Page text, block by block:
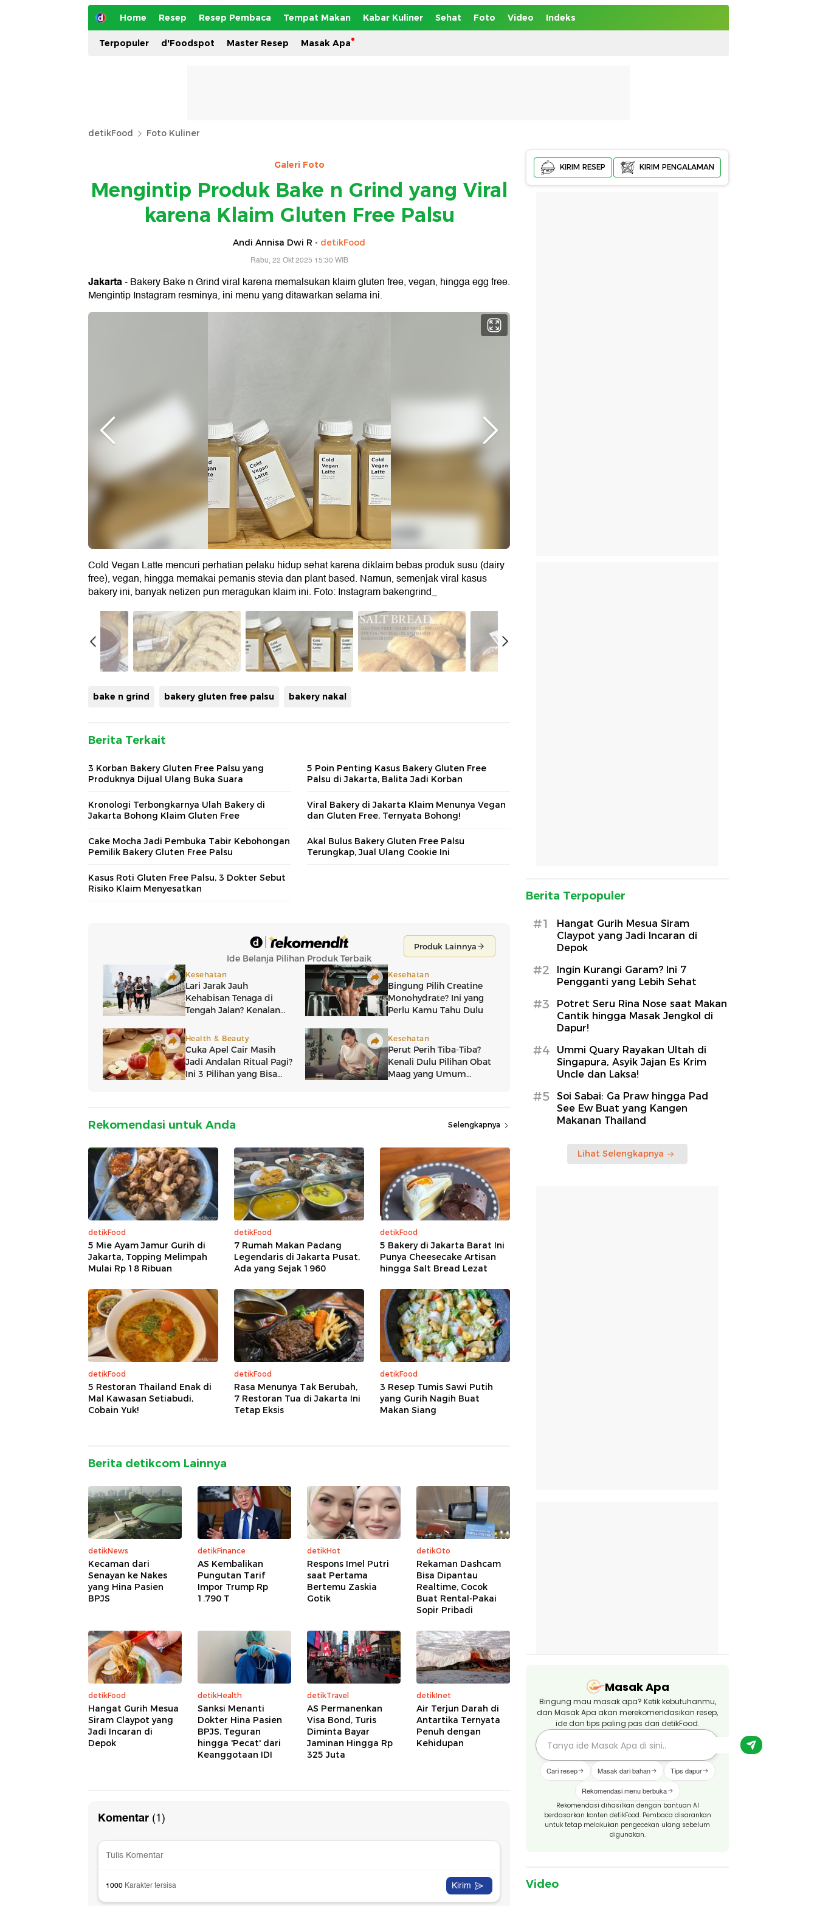
Home Resep Resep Pembaca Tempat Makan Kabar Kuliner Sehat Foto Video Indeks
Terpopuler d'Foodspot Master Resep Masak Apa
detikFood Foto Kuliner
Galeri Foto
Mengintip Produk Bake n Grind yang Viral
karena Klaim Gluten Free Palsu
Andi Annisa Dwi R - detikFood
Rabu, 22 Okt 2025 15:30 WIB
Jakarta- Bakery Bake n Grind viral karena memalsukan klaim gluten free, vegan, hingga egg free.
Mengintip Instagram resminya, ini menu yang ditawarkan selama ini.
Cold Vegan Latte mencuri perhatian pelaku hidup sehat karena diklaim bebas produk susu (dairy
free), vegan, hingga memakai pemanis stevia dan plant based. Namun, semenjak viral kasus
bakery ini, banyak netizen pun meragukan klaim ini. Foto: Instagram bakengrind_
bake n grind bakery gluten free palsu bakery nakal
Berita Terkait
3 Korban Bakery Gluten Free Palsu yang
Produknya Dijual Ulang Buka Suara
5 Poin Penting Kasus Bakery Gluten Free
Palsu di Jakarta, Balita Jadi Korban
Kronologi Terbongkarnya Ulah Bakery di
Jakarta Bohong Klaim Gluten Free
Viral Bakery di Jakarta Klaim Menunya Vegan
dan Gluten Free, Ternyata Bohong!
Cake Mocha Jadi Pembuka Tabir Kebohongan
Pemilik Bakery Gluten Free Palsu
Akal Bulus Bakery Gluten Free Palsu
Terungkap, Jual Ulang Cookie Ini
Kasus Roti Gluten Free Palsu, 3 Dokter Sebut
Risiko Klaim Menyesatkan
Rekomendasi untuk Anda Selengkapnya
detikFood
5 Mie Ayam Jamur Gurih di
Jakarta, Topping Melimpah
Mulai Rp 18 Ribuan
detikFood
7 Rumah Makan Padang
Legendaris di Jakarta Pusat,
Ada yang Sejak 1960
detikFood
5 Bakery di Jakarta Barat Ini
Punya Cheesecake Artisan
hingga Salt Bread Lezat
detikFood
5 Restoran Thailand Enak di
Mal Kawasan Setiabudi,
Cobain Yuk!
detikFood
Rasa Menunya Tak Berubah,
7 Restoran Tua di Jakarta Ini
Tetap Eksis
detikFood
3 Resep Tumis Sawi Putih
yang Gurih Nagih Buat
Makan Siang
Berita detikcom Lainnya
detikNews
Kecaman dari
Senayan ke Nakes
yang Hina Pasien
BPJS
detikFinance
AS Kembalikan
Pungutan Tarif
Impor Trump Rp
1.790 T
detikHot
Respons Imel Putri
saat Pertama
Bertemu Zaskia
Gotik
detikOto
Rekaman Dashcam
Bisa Dipantau
Realtime, Cocok
Buat Rental-Pakai
Sopir Pribadi
detikFood
Hangat Gurih Mesua
Siram Claypot yang
Jadi Incaran di
Depok
detikHealth
Sanksi Menanti
Dokter Hina Pasien
BPJS, Teguran
hingga 'Pecat' dari
Keanggotaan IDI
detikTravel
AS Permanenkan
Visa Bond, Turis
Diminta Bayar
Jaminan Hingga Rp
325 Juta
detikInet
Air Terjun Darah di
Antartika Ternyata
Penuh dengan
Kehidupan
KIRIM RESEP KIRIM PENGALAMAN
Berita Terpopuler
#1
Hangat Gurih Mesua Siram
Claypot yang Jadi Incaran di
Depok
#2
Ingin Kurangi Garam? Ini 7
Pengganti yang Lebih Sehat
#3
Potret Seru Rina Nose saat Makan
Cantik hingga Masak Jengkol di
Dapur!
#4
Ummi Quary Rayakan Ultah di
Singapura, Asyik Jajan Es Krim
Uncle dan Laksa!
#5
Soi Sabai: Ga Praw hingga Pad
See Ew Buat yang Kangen
Makanan Thailand
Lihat Selengkapnya
Masak Apa
Bingung mau masak apa? Ketik kebutuhanmu,
dan Masak Apa akan merekomendasikan resep,
ide dan tips paling pas dari detikFood.
Cari resep Masak dari bahan Tips dapur
Rekomendasi menu berbuka
Rekomendasi dihasilkan dengan bantuan AI
berdasarkan konten detikFood. Pembaca disarankan
untuk tetap melakukan pengecekan ulang sebelum
digunakan.
Video